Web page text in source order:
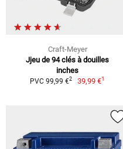
Craft-Meyer
Jjeu de 94 clés à douilles
inches
PVC 99,99 €2 39,99 €1